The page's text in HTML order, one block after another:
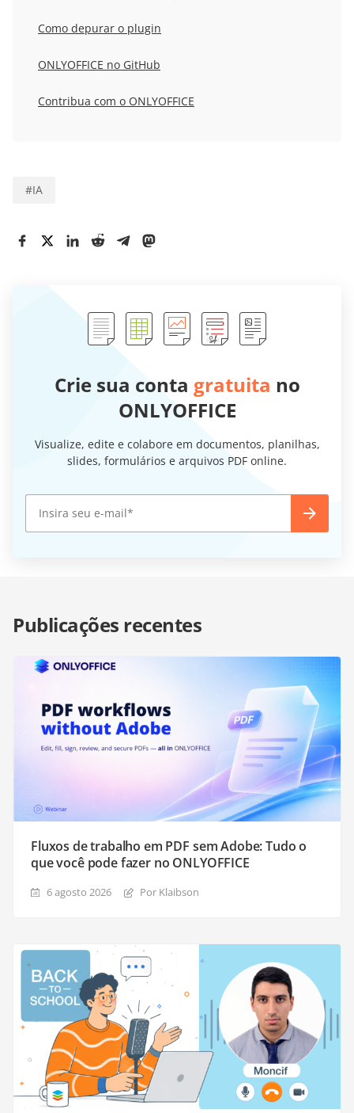
Como depurar o plugin
ONLYOFFICE no GitHub
Contribua com o ONLYOFFICE
#IA
Crie sua conta gratuita no
ONLYOFFICE
Visualize, edite e colabore em documentos, planilhas,
slides, formulários e arquivos PDF online.
Publicações recentes
Fluxos de trabalho em PDF sem Adobe: Tudo o
que você pode fazer no ONLYOFFICE
6 agosto 2026 Por Klaibson